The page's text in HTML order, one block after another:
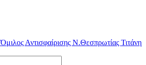
Όμιλος Αντισφαίρισης Ν.Θεσπρωτίας Τιτάνη